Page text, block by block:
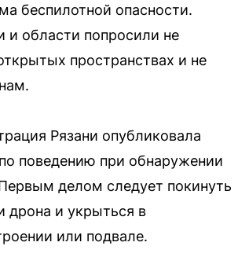
беспилотной опасности.
и области попросили не
пространствах и не
Рязани опубликовала
поведению при обнаружении
делом следует покинуть
дрона и укрыться в
или подвале.